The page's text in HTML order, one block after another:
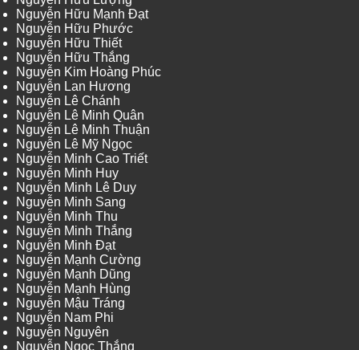
Nguyễn Hữu Mạnh Đạt
Nguyễn Hữu Phước
Nguyễn Hữu Thiết
Nguyễn Hữu Thắng
Nguyễn Kim Hoàng Phúc
Nguyễn Lan Hương
Nguyễn Lê Chánh
Nguyễn Lê Minh Quân
Nguyễn Lê Minh Thuận
Nguyễn Lê Mỹ Ngọc
Nguyễn Minh Cao Triết
Nguyễn Minh Huy
Nguyễn Minh Lê Duy
Nguyễn Minh Sang
Nguyễn Minh Thu
Nguyễn Minh Thắng
Nguyễn Minh Đạt
Nguyễn Mạnh Cường
Nguyễn Mạnh Dũng
Nguyễn Mạnh Hùng
Nguyễn Mậu Tráng
Nguyễn Nam Phi
Nguyễn Nguyên
Nguyễn Ngọc Thắng